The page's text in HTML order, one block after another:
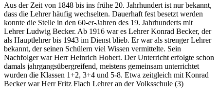
Aus der Zeit von 1848 bis ins frühe 20. Jahrhundert ist nur bekannt,
dass die Lehrer häufig wechselten. Dauerhaft fest besetzt werden
konnte die Stelle in den 60-er-Jahren des 19. Jahrhunderts mit
Lehrer Ludwig Becker. Ab 1916 war es Lehrer Konrad Becker, der
als Hauptlehrer bis 1943 im Dienst blieb. Er war als strenger Lehrer
bekannt, der seinen Schülern viel Wissen vermittelte. Sein
Nachfolger war Herr Heinrich Hobert. Der Unterricht erfolgte schon
damals jahrgangsübergreifend, meistens gemeinsam unterrichtet
wurden die Klassen 1+2, 3+4 und 5-8. Etwa zeitgleich mit Konrad
Becker war Herr Fritz Flach Lehrer an der Volksschule (3)